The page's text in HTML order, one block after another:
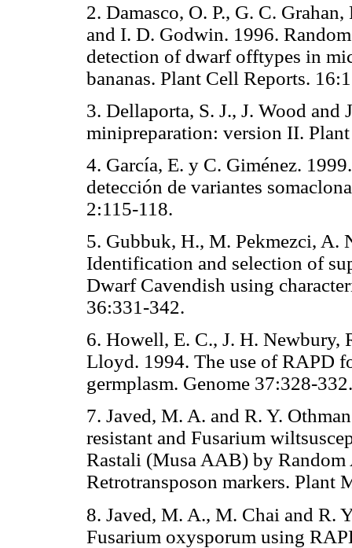
2. Damasco, O. P., G. C.
and I. D. Godwin. 1996.
detection of dwarf offtypes in
bananas. Plant Cell Reports.
3. Dellaporta, S. J., J. Wood
minipreparation: version II.
4. García, E. y C. Giménez.
detección de variantes
2:115-118.
5. Gubbuk, H., M. Pekmezci, A.
Identification and selection of
Dwarf Cavendish using
36:331-342.
6. Howell, E. C., J. H. Newbury,
Lloyd. 1994. The use of RAPD
germplasm. Genome 37:328-332.
7. Javed, M. A. and R. Y.
resistant and Fusarium
Rastali (Musa AAB) by
Retrotransposon markers. Plant
8. Javed, M. A., M. Chai and R.
Fusarium oxysporum using